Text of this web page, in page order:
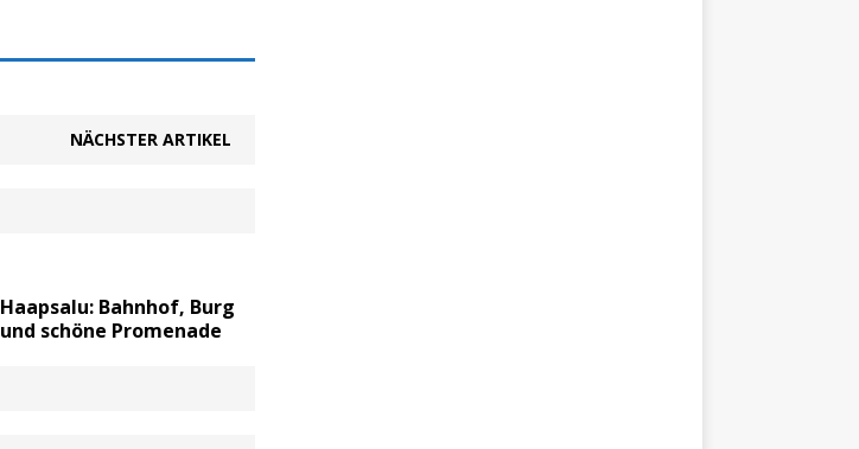
NÄCHSTER ARTIKEL
Haapsalu: Bahnhof, Burg
und schöne Promenade